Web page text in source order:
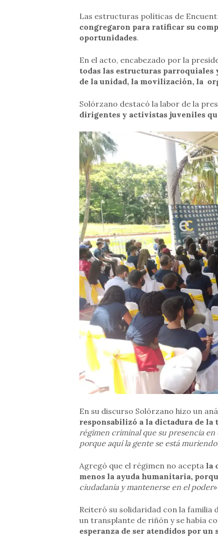
Las estructuras políticas de
congregaron para ratificar su
oportunidades.
En el acto, encabezado por la
todas las estructuras parroquiales
de la unidad, la movilización, la
Solórzano destacó la labor de la
dirigentes y activistas juveniles
En su discurso Solórzano hizo un
responsabilizó a la dictadura de
régimen criminal que su presencia
porque aquí la gente se está
Agregó que el régimen no aceptala
menos la ayuda humanitaria,
ciudadanía y mantenerse en el poder
Reiteró su solidaridad con la familia
un transplante de riñón y se había
esperanza de ser atendidos por